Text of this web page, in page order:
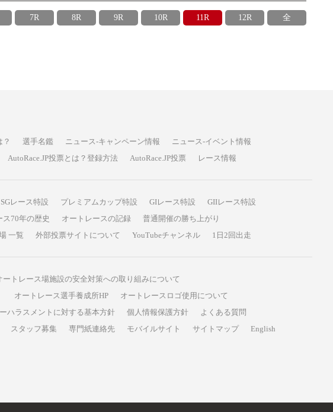
7R 8R 9R 10R 11R 12R 全
？ 選手名鑑 ニュース-キャンペーン情報
ニュース-イベント情報
AutoRace.JP投票とは？登録方法 AutoRace.JP投票 レース情報
SGレース特設 プレミアムカップ特設 GIレース特設
GIIレース特設
ス70年の歴史 オートレースの記録
普通開催の勝ち上がり
一覧 外部投票サイトについて YouTubeチャンネル 1日2回出走
ートレース場施設の安全対策への取り組みについて
オートレース選手養成所HP
オートレースロゴ使用について
ハラスメントに対する基本方針 個人情報保護方針
よくある質問
スタッフ募集 専門紙連絡先 モバイルサイト サイトマップ English